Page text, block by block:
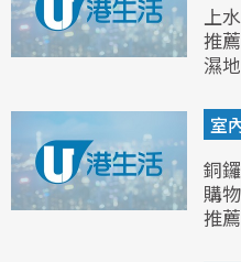
上
推
濕
室
銅
購
推薦